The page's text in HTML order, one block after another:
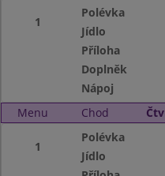
1
Polévka
Jídlo
Příloha
Doplněk
Nápoj
Menu
Chod
1
Polévka
Jídlo